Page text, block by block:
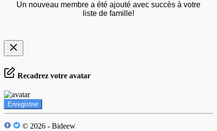
Un nouveau membre a été ajouté avec succès à votre
liste de famille!
Recadrez votre avatar
Enregistrer
© 2026 - Bideew